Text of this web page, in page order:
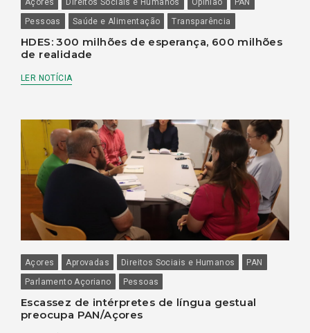
Açores Direitos Sociais e Humanos Opinião
PAN
Pessoas
Saúde e Alimentação Transparência
HDES: 300 milhões de esperança, 600 milhões
de realidade
LER NOTÍCIA
Açores Aprovadas Direitos Sociais e Humanos
PAN
Parlamento Açoriano
Pessoas
Escassez de intérpretes de língua gestual
preocupa PAN/Açores